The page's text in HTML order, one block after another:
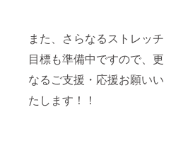
また、さらなるストレッチ
目標も準備中ですので、更
なるご支援・応援お願いい
たします！！